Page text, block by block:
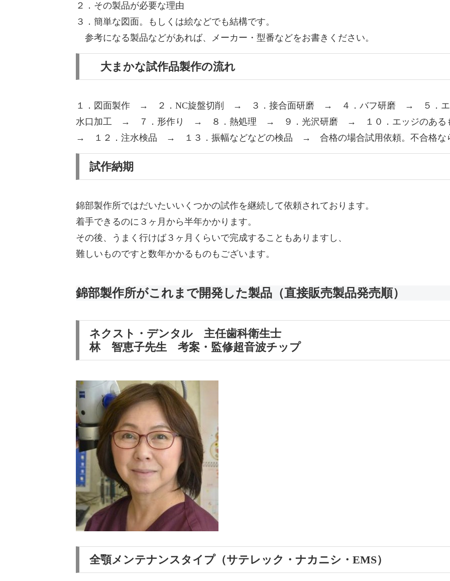
２．その製品が必要な理由
３．簡単な図面。もしくは絵などでも結構です。
参考になる製品などがあれば、メーカー・型番などをお書きください。
大まかな試作品製作の流れ
１．図面製作 → ２．NC旋盤切削 → ３．接合面研磨 → ４．バフ研磨 → ５．エ
水口加工 → ７．形作り → ８．熱処理 → ９．光沢研磨 → １０．エッジのある
→ １２．注水検品 → １３．振幅などなどの検品 → 合格の場合試用依頼。不合格な
試作納期
錦部製作所ではだいたいいくつかの試作を継続して依頼されております。
着手できるのに３ヶ月から半年かかります。
その後、うまく行けば３ヶ月くらいで完成することもありますし、
難しいものですと数年かかるものもございます。
錦部製作所がこれまで開発した製品（直接販売製品発売順）
ネクスト・デンタル 主任歯科衛生士
林 智恵子先生 考案・監修超音波チップ
全顎メンテナンスタイプ（サテレック・ナカニシ・EMS）